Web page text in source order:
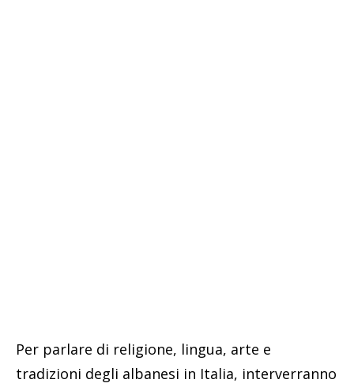
Per parlare di religione, lingua, arte e
tradizioni degli albanesi in Italia, interverranno